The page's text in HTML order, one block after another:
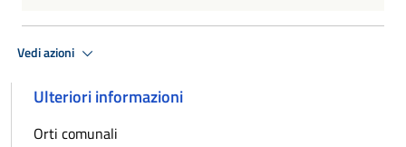
Vedi azioni
Ulteriori informazioni
Orti comunali